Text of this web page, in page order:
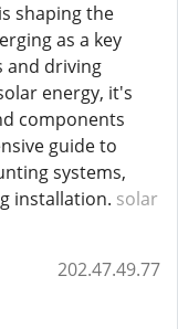
shaping the
as a key
and driving
energy, it's
components
guide to
systems,
installation. solar
202.47.49.77